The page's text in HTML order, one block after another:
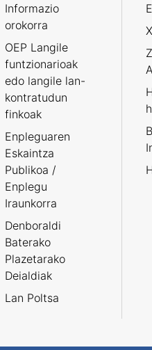
Informazio
orokorra
OEP Langile
funtzionarioak
edo langile lan-
kontratudun
finkoak
Enpleguaren
Eskaintza
Publikoa /
Enplegu
Iraunkorra
Denboraldi
Baterako
Plazetarako
Deialdiak
Lan Poltsa